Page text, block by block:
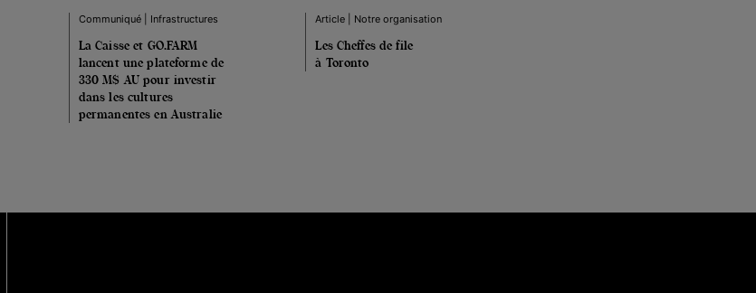
Communiqué | Infrastructures
La Caisse et GO.FARM
lancent une plateforme de
330 M$ AU pour investir
dans les cultures
permanentes en Australie
Article | Notre organisation
Les Cheffes de file
à Toronto